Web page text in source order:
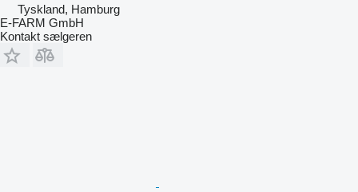
Tyskland, Hamburg
E-FARM GmbH
Kontakt sælgeren